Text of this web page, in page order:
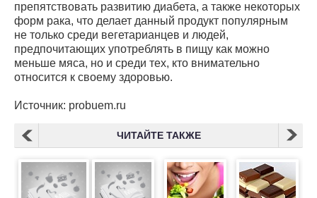
препятствовать развитию диабета, а также некоторых
форм рака, что делает данный продукт популярным
не только среди вегетарианцев и людей,
предпочитающих употреблять в пищу как можно
меньше мяса, но и среди тех, кто внимательно
относится к своему здоровью.
Источник: probuem.ru
ЧИТАЙТЕ ТАКЖЕ